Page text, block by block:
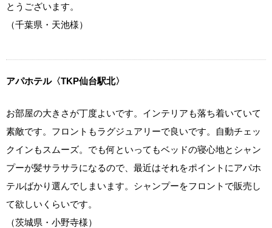
とうございます。
（千葉県・天池様）
アパホテル〈TKP仙台駅北〉
お部屋の大きさが丁度よいです。インテリアも落ち着いていて
素敵です。フロントもラグジュアリーで良いです。自動チェッ
クインもスムーズ。でも何といってもベッドの寝心地とシャン
プーが髪サラサラになるので、最近はそれをポイントにアパホ
テルばかり選んでしまいます。シャンプーをフロントで販売し
て欲しいくらいです。
（茨城県・小野寺様）